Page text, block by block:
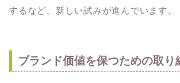
するなど、新しい試みが進んでいます。
ブランド価値を保つための取り